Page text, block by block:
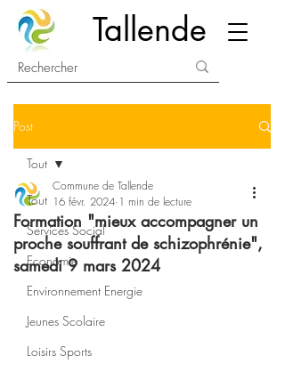
Tallende
Post
Tout
Services Social
Economie
Environnement Energie
Jeunes Scolaire
Loisirs Sports
Tout
Formation "mieux accompagner un
proche souffrant de schizophrénie",
samedi 9 mars 2024
Commune de Tallende
16 févr. 2024 1 min de lecture